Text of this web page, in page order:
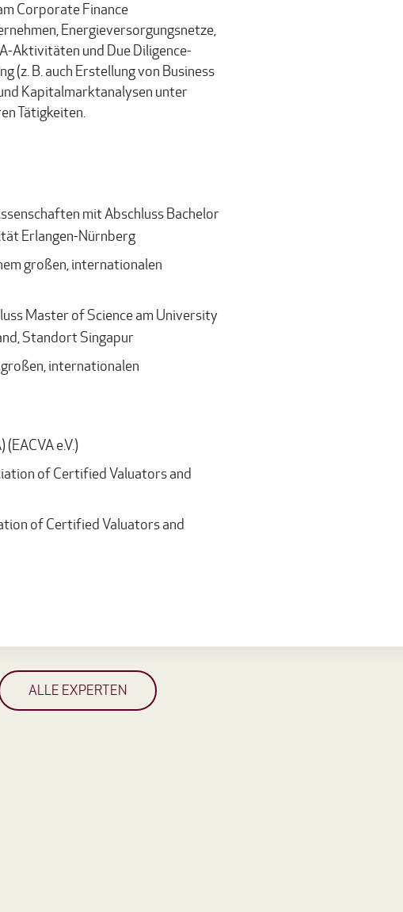
Corporate Finance
Energieversorgungsnetze,
Aktivitäten und Due Diligence-
(z. B. auch Erstellung von Business
Kapitalmarktanalysen unter
Tätigkeiten.
mit Abschluss Bachelor
Erlangen-Nürnberg
großen, internationalen
Master of Science am University
Standort Singapur
internationalen
e.V.)
of Certified Valuators and
of Certified Valuators and
ALLE EXPERTEN